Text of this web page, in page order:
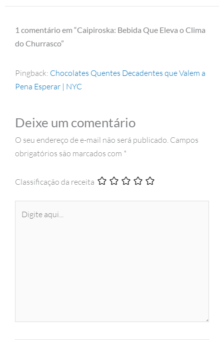
1 comentário em “Caipiroska: Bebida Que Eleva o Clima
do Churrasco”
Pingback: Chocolates Quentes Decadentes que Valem a
Pena Esperar | NYC
Deixe um comentário
O seu endereço de e-mail não será publicado. Campos
obrigatórios são marcados com *
Classificação da receita
aqui...